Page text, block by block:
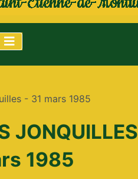
- 31 mars 1985
JONQUILLES
1985